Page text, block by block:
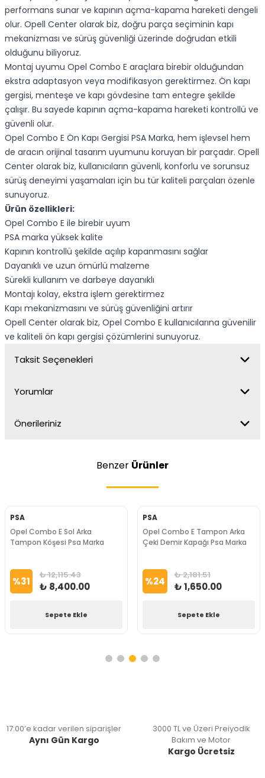
performans sunar ve kapının açma-kapama hareketi dengeli
olur. Opell Center olarak biz, doğru parça seçiminin kapı
mekanizması ve sürüş güvenliği üzerinde doğrudan etkili
olduğunu biliyoruz.
Montaj uyumu Opel Combo E araçlara birebir olduğundan
ekstra adaptasyon veya modifikasyon gerektirmez. Ön kapı
gergisi, menteşe ve kapı gövdesine tam entegre şekilde
çalışır. Bu sayede kapının açma-kapama hareketi kontrollü ve
güvenli olur.
Opel Combo E Ön Kapı Gergisi PSA Marka, hem işlevsel hem
de aracın orijinal tasarım uyumunu koruyan bir parçadır. Opell
Center olarak biz, kullanıcıların güvenli, konforlu ve sorunsuz
sürüş deneyimi yaşamaları için bu tür kaliteli parçaları özenle
sunuyoruz.
Ürün özellikleri:
Opel Combo E ile birebir uyum
PSA marka yüksek kalite
Kapının kontrollü şekilde açılıp kapanmasını sağlar
Dayanıklı ve uzun ömürlü malzeme
Sürekli kullanım ve darbeye dayanıklı
Montajı kolay, ekstra işlem gerektirmez
Kapı mekanizmasını ve sürüş güvenliğini artırır
Opell Center olarak biz, Opel Combo E kullanıcılarına güvenilir
ve kaliteli ön kapı gergisi çözümlerini sunuyoruz.
Taksit Seçenekleri
Yorumlar
Önerileriniz
Benzer Ürünler
PSA
Opel Combo E Sol Arka
Tampon Köşesi Psa Marka
%31 ₺ 12,115.43
₺ 8,400.00
Sepete Ekle
PSA
Opel Combo E Tampon Arka
Çeki Demir Kapağı Psa Marka
%24 ₺ 2,181.51
₺ 1,650.00
Sepete Ekle
17:00’e kadar verilen siparişler
Aynı Gün Kargo
3000 TL ve Üzeri Preiyodik
Bakım ve Motor
Kargo Ücretsiz